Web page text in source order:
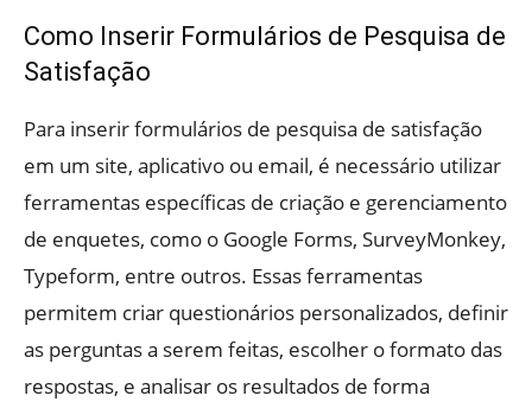
Como Inserir Formulários de Pesquisa de
Satisfação
Para inserir formulários de pesquisa de satisfação
em um site, aplicativo ou email, é necessário utilizar
ferramentas específicas de criação e gerenciamento
de enquetes, como o Google Forms, SurveyMonkey,
Typeform, entre outros. Essas ferramentas
permitem criar questionários personalizados, definir
as perguntas a serem feitas, escolher o formato das
respostas, e analisar os resultados de forma